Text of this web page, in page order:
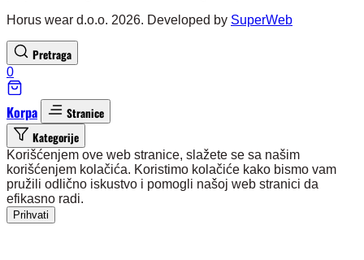
Horus wear d.o.o. 2026. Developed by SuperWeb
Pretraga
0
Korpa
Stranice
Kategorije
Korišćenjem ove web stranice, slažete se sa našim
korišćenjem kolačića. Koristimo kolačiće kako bismo vam
pružili odlično iskustvo i pomogli našoj web stranici da
efikasno radi.
Prihvati